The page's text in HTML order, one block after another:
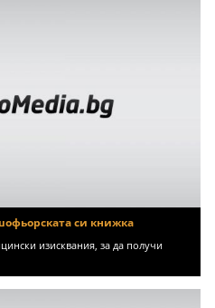
си книжка
изисквания, за да получи